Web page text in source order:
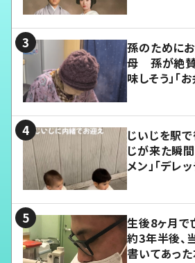
孫のために
母 孫が絶賛
味しそう」「
じいじを駅
じが来た瞬
メン」「デレ
生後8ヶ月で
約3年半後、
書いてあっ